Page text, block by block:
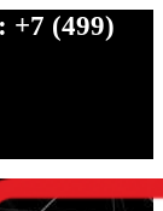
+7 (499)